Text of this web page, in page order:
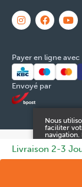
Livraison 2-3
Payer en ligne avec
Envoyé par
© 2026 FOX &
Mentions
Nous
faciliter
navigation.
acceptez
conditions